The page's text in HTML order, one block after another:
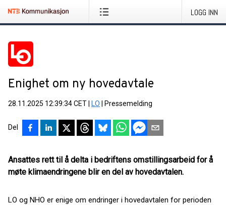
LOGG INN
Enighet om ny hovedavtale
28.11.2025 12:39:34 CET LO Pressemelding
Del
Ansattes rett til å delta i bedriftens omstillingsarbeid for å
møte klimaendringene blir en del av hovedavtalen.
LO og NHO er enige om endringer i hovedavtalen for perioden